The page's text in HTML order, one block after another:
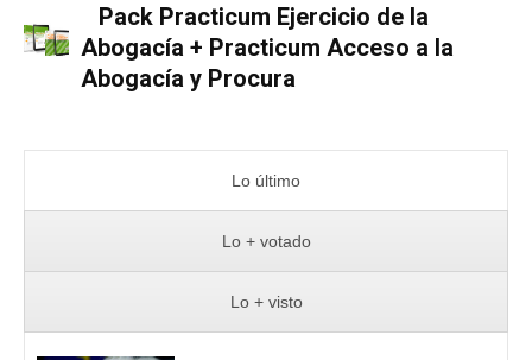
Pack Practicum Ejercicio de la
Abogacía + Practicum Acceso a la
Abogacía y Procura
Lo último
Lo + votado
Lo + visto